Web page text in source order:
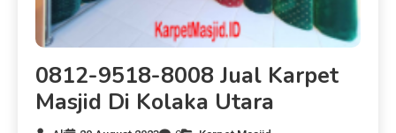
0812-9518-8008 Jual Karpet
Masjid Di Kolaka Utara